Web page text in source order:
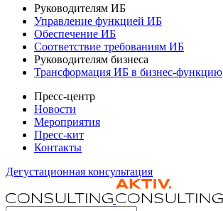
Руководителям ИБ
Управление функцией ИБ
Обеспечение ИБ
Соответствие требованиям ИБ
Руководителям бизнеса
Трансформация ИБ в бизнес-функцию
Пресс-центр
Новости
Мероприятия
Пресс-кит
Контакты
Дегустационная консультация